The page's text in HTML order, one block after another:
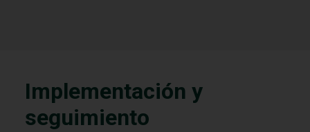
Implementación y
seguimiento